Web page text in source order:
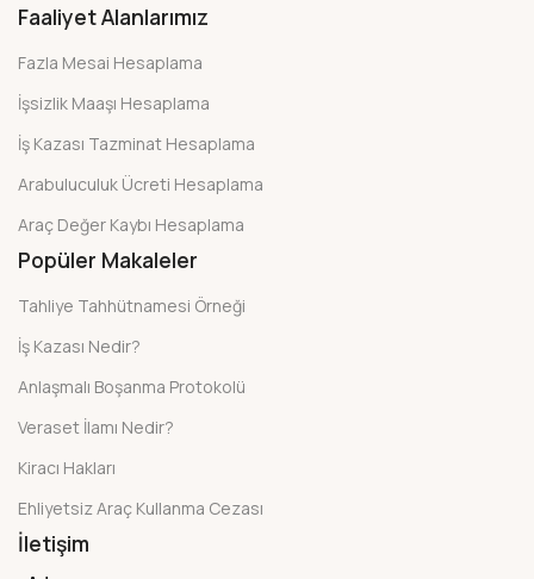
Faaliyet Alanlarımız
Fazla Mesai Hesaplama
İşsizlik Maaşı Hesaplama
İş Kazası Tazminat Hesaplama
Arabuluculuk Ücreti Hesaplama
Araç Değer Kaybı Hesaplama
Popüler Makaleler
Tahliye Tahhütnamesi Örneği
İş Kazası Nedir?
Anlaşmalı Boşanma Protokolü
Veraset İlamı Nedir?
Kiracı Hakları
Ehliyetsiz Araç Kullanma Cezası
İletişim